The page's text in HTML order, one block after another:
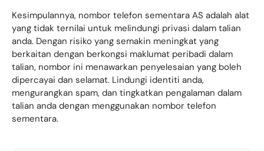
Kesimpulannya, nombor telefon sementara AS adalah alat
yang tidak ternilai untuk melindungi privasi dalam talian
anda. Dengan risiko yang semakin meningkat yang
berkaitan dengan berkongsi maklumat peribadi dalam
talian, nombor ini menawarkan penyelesaian yang boleh
dipercayai dan selamat. Lindungi identiti anda,
mengurangkan spam, dan tingkatkan pengalaman dalam
talian anda dengan menggunakan nombor telefon
sementara.